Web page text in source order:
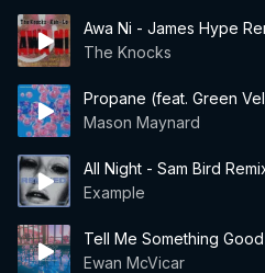
Awa Ni - James Hype
The Knocks
Propane (feat. Green
Mason Maynard
All Night - Sam Bird
Example
Tell Me Something Good
Ewan McVicar